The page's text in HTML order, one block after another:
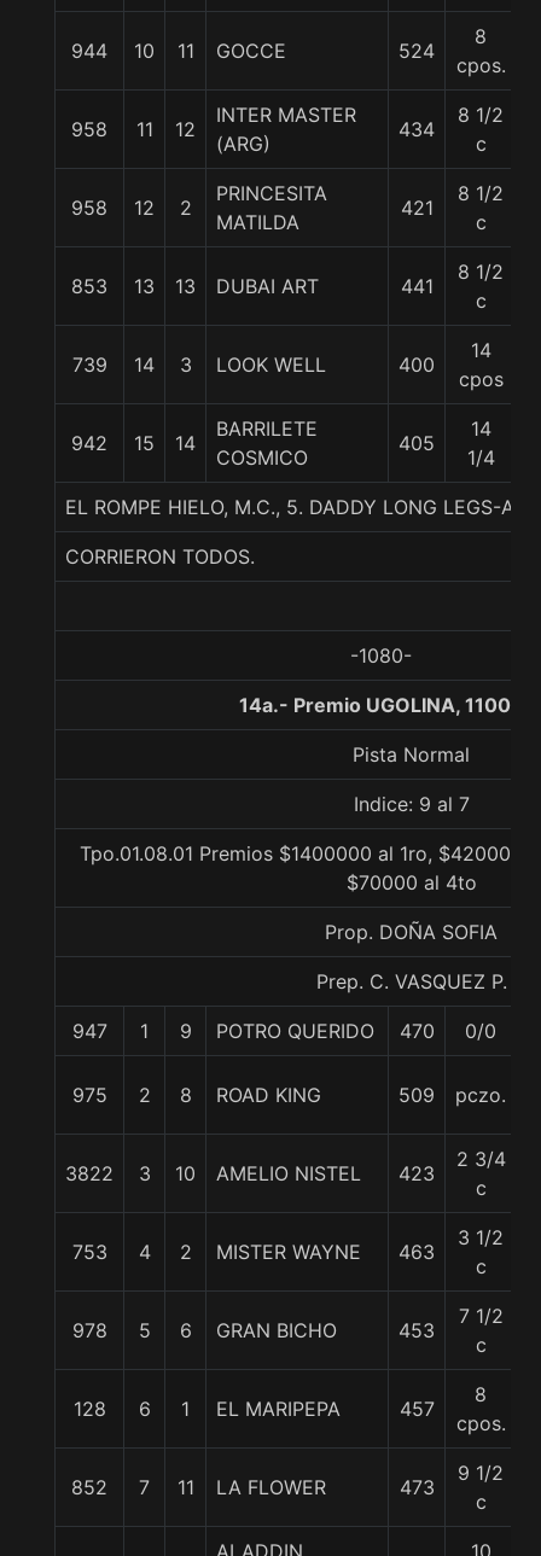
944 10 11 GOCCE 524
8
cpos.
958 11 12
INTER MASTER
(ARG)
434
8 1/2
c
958 12 2
PRINCESITA
MATILDA
421
8 1/2
c
853 13 13 DUBAI ART 441
8 1/2
c
739 14 3 LOOK WELL 400
14
cpos
942 15 14
BARRILETE
COSMICO
405
14
1/4
EL ROMPE HIELO, M.C., 5. DADDY LONG LEGS-
CORRIERON TODOS.
-1080-
14a.- Premio UGOLINA, 1100
Pista Normal
Indice: 9 al 7
Tpo.01.08.01 Premios $1400000 al 1ro, $420000
$70000 al 4to
Prop. DOÑA SOFIA
Prep. C. VASQUEZ P.
947 1 9 POTRO QUERIDO 470 0/0
975 2 8 ROAD KING 509 pczo.
3822 3 10 AMELIO NISTEL 423
2 3/4
c
753 4 2 MISTER WAYNE 463
3 1/2
c
978 5 6 GRAN BICHO 453
7 1/2
c
128 6 1 EL MARIPEPA 457
8
cpos.
852 7 11 LA FLOWER 473
9 1/2
c
ALADDIN 10